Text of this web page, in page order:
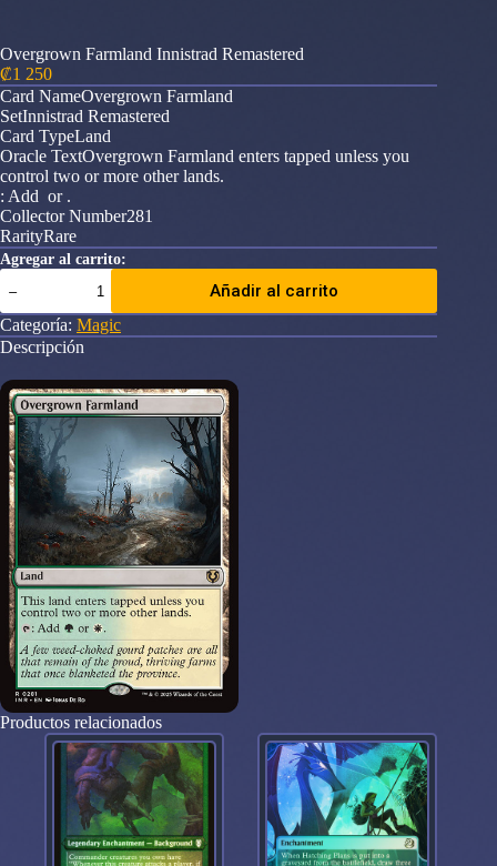
Overgrown Farmland Innistrad Remastered
₡1 250
Card NameOvergrown Farmland
SetInnistrad Remastered
Card TypeLand
Oracle TextOvergrown Farmland enters tapped unless you
control two or more other lands.
: Add or .
Collector Number281
RarityRare
Agregar al carrito:
Overgrown
Farmland
Innistrad
Remastered
cantidad
Añadir al carrito
Categoría: Magic
Descripción
Productos relacionados